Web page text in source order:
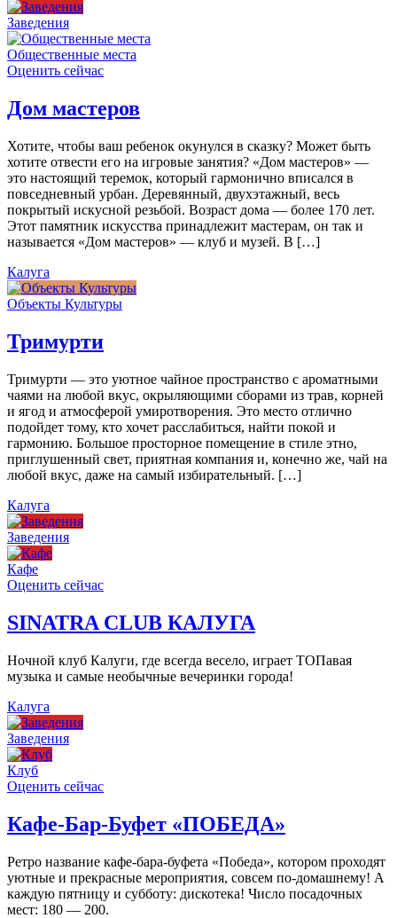
Заведения
Общественные места
Оценить сейчас
Дом мастеров
Хотите, чтобы ваш ребенок окунулся в сказку? Может быть
хотите отвести его на игровые занятия? «Дом мастеров» —
это настоящий теремок, который гармонично вписался в
повседневный урбан. Деревянный, двухэтажный, весь
покрытый искусной резьбой. Возраст дома — более 170 лет.
Этот памятник искусства принадлежит мастерам, он так и
называется «Дом мастеров» — клуб и музей. В […]
Калуга
Объекты Культуры
Тримурти
Тримурти — это уютное чайное пространство с ароматными
чаями на любой вкус, окрыляющими сборами из трав, корней
и ягод и атмосферой умиротворения. Это место отлично
подойдет тому, кто хочет расслабиться, найти покой и
гармонию. Большое просторное помещение в стиле этно,
приглушенный свет, приятная компания и, конечно же, чай на
любой вкус, даже на самый избирательный. […]
Калуга
Заведения
Кафе
Оценить сейчас
SINATRA CLUB КАЛУГА
Ночной клуб Калуги, где всегда весело, играет ТОПавая
музыка и самые необычные вечеринки города!
Калуга
Заведения
Клуб
Оценить сейчас
Кафе-Бар-Буфет «ПОБЕДА»
Ретро название кафе-бара-буфета «Победа», котором проходят
уютные и прекрасные мероприятия, совсем по-домашнему! А
каждую пятницу и субботу: дискотека! Число посадочных
мест: 180 — 200.